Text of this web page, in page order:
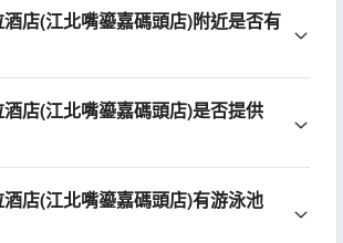
店(江北嘴鎏嘉碼頭店)附近是否有
店(江北嘴鎏嘉碼頭店)是否提供
店(江北嘴鎏嘉碼頭店)有游泳池